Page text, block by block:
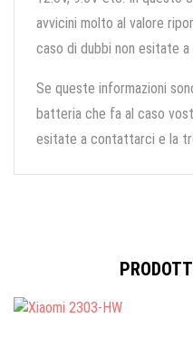
avvicini molto al valore
caso di dubbi non esitate
Se queste informazioni
batteria che fa al caso
esitate a contattarci e la